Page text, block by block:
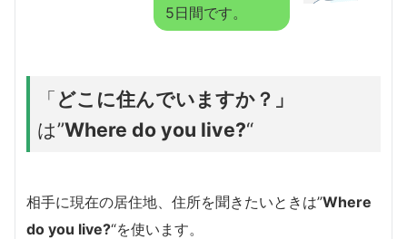
5日間です。
「どこに住んでいますか？」
は”Where do you live?“
相手に現在の居住地、住所を聞きたいときは”Where
do you live?“を使います。